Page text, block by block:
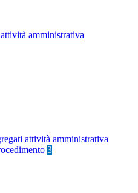
amministrativa
attività amministrativa
3